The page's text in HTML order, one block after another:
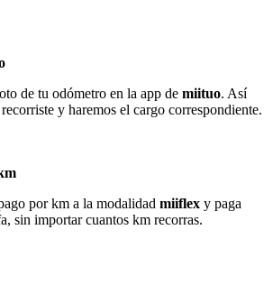
de tu odómetro en la app de miituo. Así
y haremos el cargo correspondiente.
por km a la modalidad miiflex y paga
sin importar cuantos km recorras.